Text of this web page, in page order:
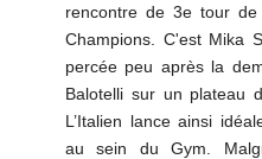
rencontre de 3e tour
Champions. C'est Mika
percée peu après la
Balotelli sur un plateau
L’Italien lance ainsi
au sein du Gym.